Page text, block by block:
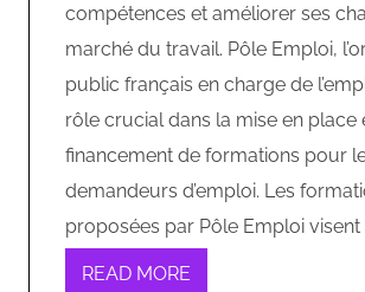
compétences et améliorer ses
marché du travail. Pôle Emploi,
public français en charge de
rôle crucial dans la mise en place
financement de formations pour
demandeurs d’emploi. Les
proposées par Pôle Emploi visent
READ MORE